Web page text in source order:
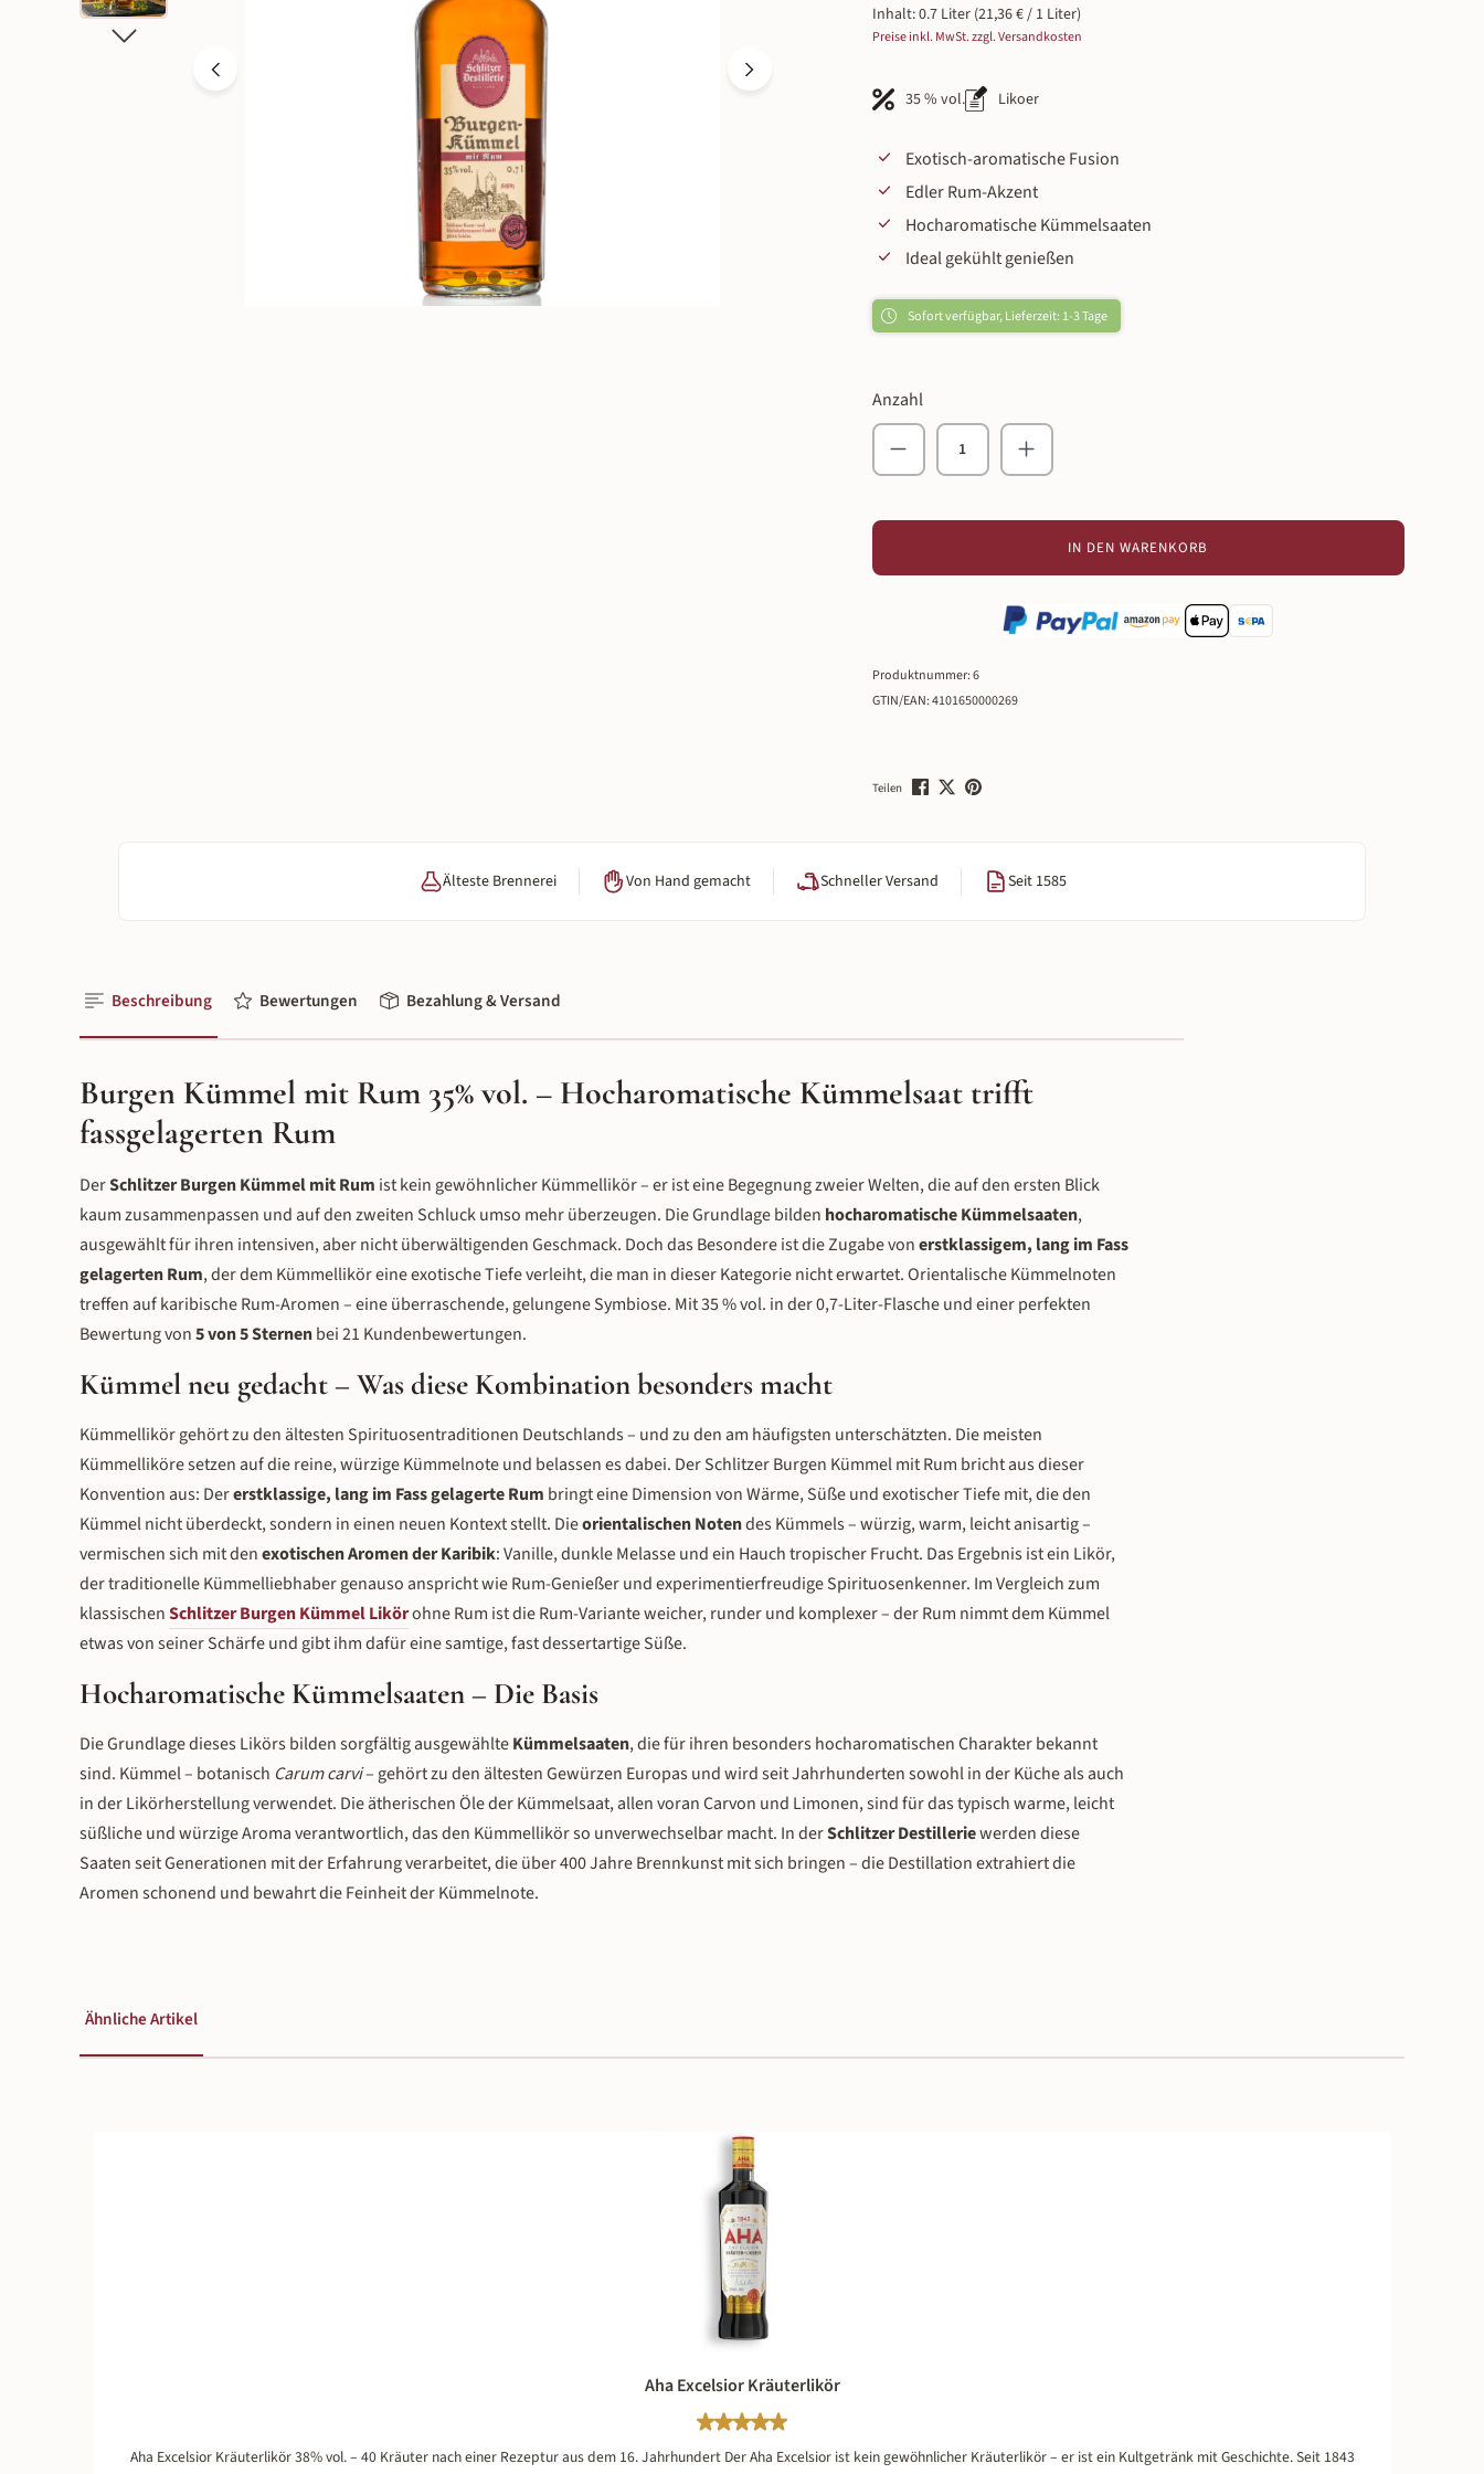
Inhalt:0.7 Liter (21,36 € / 1 Liter)
Preise inkl. MwSt. zzgl. Versandkosten
35 % vol. Likoer
Exotisch-aromatische Fusion
Edler Rum-Akzent
Hocharomatische Kümmelsaaten
Ideal gekühlt genießen
Sofort verfügbar, Lieferzeit: 1-3 Tage
Anzahl
Produkt Anzahl: Gib den gewünschten Wert ein oder
IN DEN WARENKORB
Produktnummer:6
GTIN/EAN:4101650000269
Teilen
Älteste Brennerei Von Hand gemacht Schneller Versand Seit 1585
Beschreibung Bewertungen Bezahlung & Versand
Burgen Kümmel mit Rum 35% vol. – Hocharomatische Kümmelsaat trifft
fassgelagerten Rum
DerSchlitzer Burgen Kümmel mit Rum ist kein gewöhnlicher Kümmellikör – er ist eine Begegnung zweier Welten, die auf den ersten Blick
kaum zusammenpassen und auf den zweiten Schluck umso mehr überzeugen. Die Grundlage bilden hocharomatische Kümmelsaaten,
ausgewählt für ihren intensiven, aber nicht überwältigenden Geschmack. Doch das Besondere ist die Zugabe vonerstklassigem, lang im Fass
gelagerten Rum, der dem Kümmellikör eine exotische Tiefe verleiht, die man in dieser Kategorie nicht erwartet. Orientalische Kümmelnoten
treffen auf karibische Rum-Aromen – eine überraschende, gelungene Symbiose. Mit 35 % vol. in der 0,7-Liter-Flasche und einer perfekten
Bewertung von5 von 5 Sternenbei 21 Kundenbewertungen.
Kümmel neu gedacht – Was diese Kombination besonders macht
Kümmellikör gehört zu den ältesten Spirituosentraditionen Deutschlands – und zu den am häufigsten unterschätzten. Die meisten
Kümmelliköre setzen auf die reine, würzige Kümmelnote und belassen es dabei. Der Schlitzer Burgen Kümmel mit Rum bricht aus dieser
Konvention aus: Dererstklassige, lang im Fass gelagerte Rum bringt eine Dimension von Wärme, Süße und exotischer Tiefe mit, die den
Kümmel nicht überdeckt, sondern in einen neuen Kontext stellt. Dieorientalischen Notendes Kümmels – würzig, warm, leicht anisartig –
vermischen sich mit denexotischen Aromen der Karibik: Vanille, dunkle Melasse und ein Hauch tropischer Frucht. Das Ergebnis ist ein Likör,
der traditionelle Kümmelliebhaber genauso anspricht wie Rum-Genießer und experimentierfreudige Spirituosenkenner. Im Vergleich zum
klassischenSchlitzer Burgen Kümmel Likörohne Rum ist die Rum-Variante weicher, runder und komplexer – der Rum nimmt dem Kümmel
etwas von seiner Schärfe und gibt ihm dafür eine samtige, fast dessertartige Süße.
Hocharomatische Kümmelsaaten – Die Basis
Die Grundlage dieses Likörs bilden sorgfältig ausgewählteKümmelsaaten, die für ihren besonders hocharomatischen Charakter bekannt
sind. Kümmel – botanisch Carum carvi– gehört zu den ältesten Gewürzen Europas und wird seit Jahrhunderten sowohl in der Küche als auch
in der Likörherstellung verwendet. Die ätherischen Öle der Kümmelsaat, allen voran Carvon und Limonen, sind für das typisch warme, leicht
süßliche und würzige Aroma verantwortlich, das den Kümmellikör so unverwechselbar macht. In derSchlitzer Destilleriewerden diese
Saaten seit Generationen mit der Erfahrung verarbeitet, die über 400 Jahre Brennkunst mit sich bringen – die Destillation extrahiert die
Aromen schonend und bewahrt die Feinheit der Kümmelnote.
Ähnliche Artikel
Aha Excelsior Kräuterlikör
Durchschnittliche Bewertung von 5 von 5 Sternen
Aha Excelsior Kräuterlikör 38% vol. – 40 Kräuter nach einer Rezeptur aus dem 16. Jahrhundert Der Aha Excelsior ist kein gewöhnlicher Kräuterlikör – er ist ein Kultgetränk mit Geschichte. Seit 1843